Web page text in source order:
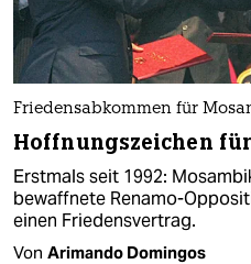
Friedensabkommen für
Hoffnungszeichen
Erstmals seit 1992:
bewaffnete Renamo-
einen Friedensvertrag.
Von Arimando Domingos